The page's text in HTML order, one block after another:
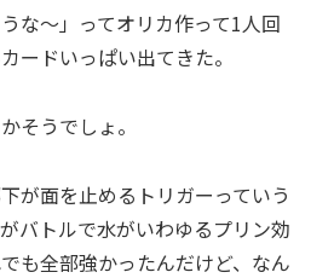
な～」ってオリカ作って1人回
ードいっぱい出てきた。
そうでしょ。
が面を止めるトリガーっていう
バトルで水がいわゆるプリン効
も全部強かったんだけど、なん